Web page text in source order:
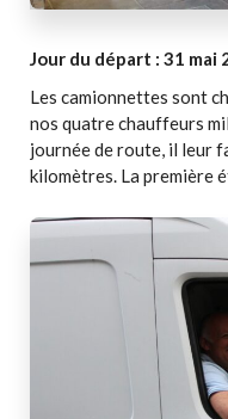
Jour du départ : 31 mai
Les camionnettes sont
nos quatre chauffeurs
journée de route, il leur
kilomètres. La première